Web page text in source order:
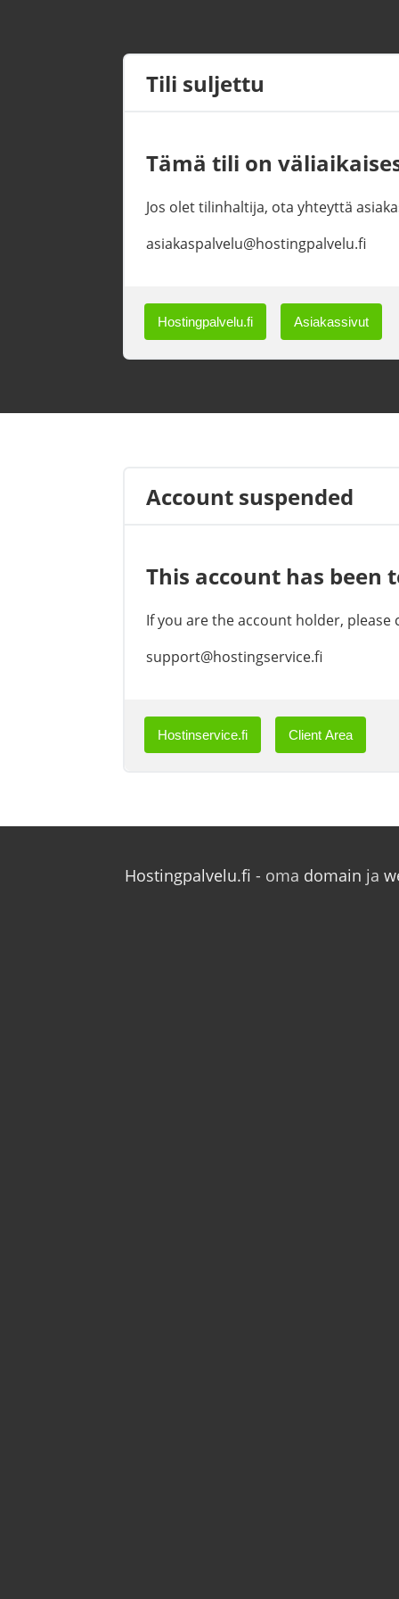
Tili suljettu
Tämä tili on
Jos olet tilinhaltija, ota yhteyttä
asiakaspalvelu@hostingpalvelu.fi
Hostingpalvelu.fi Asiakassivut
Account suspended
This account has been
If you are the account holder,
support@hostingservice.fi
Hostinservice.fi Client Area
Hostingpalvelu.fi - oma domain ja